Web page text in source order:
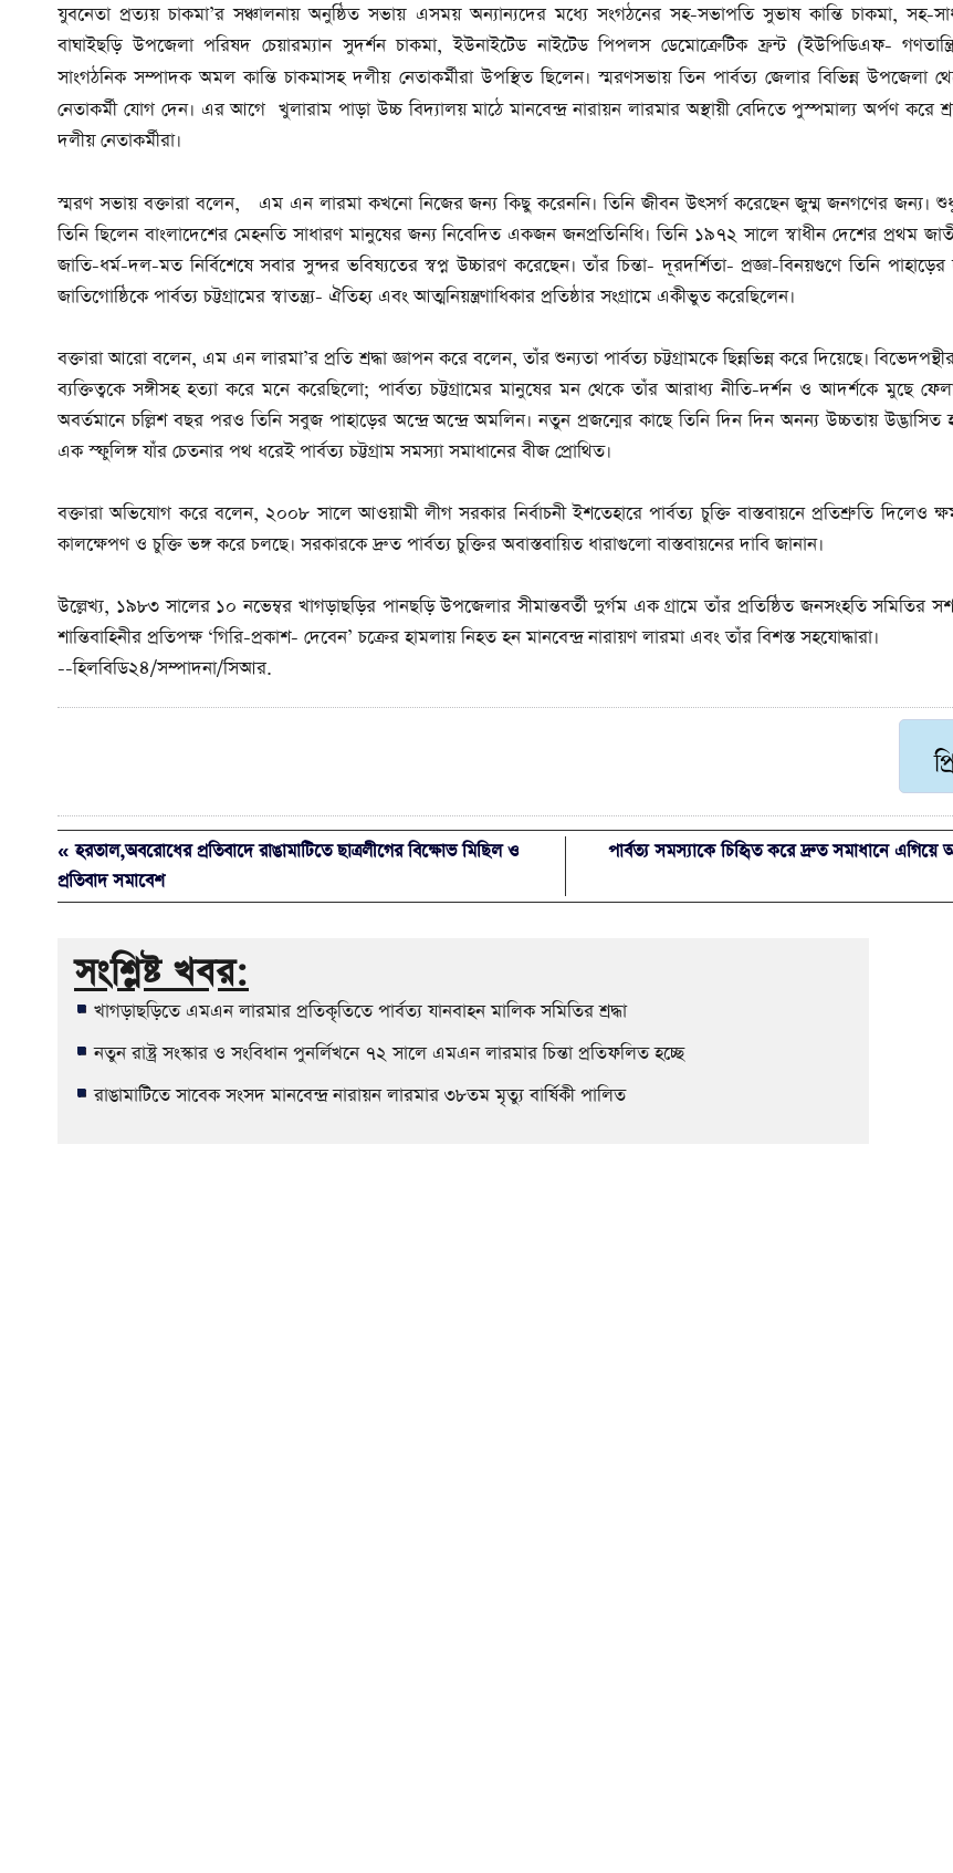
যুবনেতা প্রত্যয় চাকমা’র সঞ্চালনায় অনুষ্ঠিত সভায় এসময় অন্যান্যদের মধ্যে সংগঠনের সহ-সভাপতি সুভাষ কান্তি চাকমা, সহ-
বাঘাইছড়ি উপজেলা পরিষদ চেয়ারম্যান সুদর্শন চাকমা, ইউনাইটেড নাইটেড পিপলস ডেমোক্রেটিক ফ্রন্ট (ইউপিডিএফ-
সাংগঠনিক সম্পাদক অমল কান্তি চাকমাসহ দলীয় নেতাকর্মীরা উপস্থিত ছিলেন। স্মরণসভায় তিন পার্বত্য জেলার বিভিন্ন উপজেলা
নেতাকর্মী যোগ দেন। এর আগে খুলারাম পাড়া উচ্চ বিদ্যালয় মাঠে মানবেন্দ্র নারায়ন লারমার অস্থায়ী বেদিতে পুস্পমাল্য অর্পণ করে
দলীয় নেতাকর্মীরা।
স্মরণ সভায় বক্তারা বলেন, এম এন লারমাকখনো নিজের জন্য কিছু করেননি। তিনি জীবন উৎসর্গ করেছেন জুম্ম জনগণের জন্য।
তিনি ছিলেন বাংলাদেশের মেহনতি সাধারণ মানুষের জন্য নিবেদিত একজন জনপ্রতিনিধি। তিনি ১৯৭২ সালে স্বাধীন দেশের প্রথম
জাতি-ধর্ম-দল-মত নির্বিশেষে সবার সুন্দর ভবিষ্যতের স্বপ্ন উচ্চারণ করেছেন। তাঁর চিন্তা- দূরদর্শিতা- প্রজ্ঞা-বিনয়গুণে তিনি
জাতিগোষ্ঠিকে পার্বত্য চট্টগ্রামের স্বাতন্ত্র্য- ঐতিহ্য এবং আত্মনিয়ন্ত্রণাধিকার প্রতিষ্ঠার সংগ্রামে একীভুত করেছিলেন।
বক্তারা আরো বলেন, এম এন লারমা’র প্রতি শ্রদ্ধা জ্ঞাপন করে বলেন, তাঁর শুন্যতা পার্বত্য চট্টগ্রামকে ছিন্নভিন্ন করে দিয়েছে।
ব্যক্তিত্বকে সঙ্গীসহ হত্যা করে মনে করেছিলো; পার্বত্য চট্টগ্রামের মানুষের মন থেকে তাঁর আরাধ্য নীতি-দর্শন ও আদর্শকে মুছে
অবর্তমানে চল্লিশ বছর পরও তিনি সবুজ পাহাড়ের অন্দ্রে অন্দ্রে অমলিন। নতুন প্রজন্মের কাছে তিনি দিন দিন অনন্য উচ্চতায় উদ্ভাসিত
এক স্ফুলিঙ্গ যাঁর চেতনার পথ ধরেই পার্বত্য চট্টগ্রাম সমস্যা সমাধানের বীজ প্রোথিত।
বক্তারা অভিযোগ করে বলেন, ২০০৮ সালে আওয়ামী লীগ সরকার নির্বাচনী ইশতেহারে পার্বত্য চুক্তি বাস্তবায়নে প্রতিশ্রুতি দিলেও
কালক্ষেপণ ও চুক্তি ভঙ্গ করে চলছে। সরকারকে দ্রুত পার্বত্য চুক্তির অবাস্তবায়িত ধারাগুলো বাস্তবায়নের দাবি জানান।
উল্লেখ্য, ১৯৮৩ সালের ১০ নভেম্বর খাগড়াছড়ির পানছড়ি উপজেলার সীমান্তবর্তী দুর্গম এক গ্রামে তাঁর প্রতিষ্ঠিত জনসংহতি সমিতির
শান্তিবাহিনীর প্রতিপক্ষ ‘গিরি-প্রকাশ- দেবেন’ চক্রের হামলায় নিহত হন মানবেন্দ্র নারায়ণ লারমা এবং তাঁর বিশস্ত সহযোদ্ধারা।
--হিলবিডি২৪/সম্পাদনা/সিআর.
« হরতাল,অবরোধের প্রতিবাদে রাঙামাটিতে ছাত্রলীগের বিক্ষোভ মিছিল ও
প্রতিবাদ সমাবেশ
পার্বত্য সমস্যাকে চিহিৃত করে দ্রুত সমাধানে
সংশ্লিষ্ট খবর:
খাগড়াছড়িতে এমএন লারমার প্রতিকৃতিতে পার্বত্য যানবাহন মালিক সমিতির শ্রদ্ধা
নতুন রাষ্ট্র সংস্কার ও সংবিধান পুনর্লিখনে ৭২ সালে এমএন লারমার চিন্তা প্রতিফলিত হচ্ছে
রাঙামাটিতে সাবেক সংসদ মানবেন্দ্র নারায়ন লারমার ৩৮তম মৃত্যু বার্ষিকী পালিত